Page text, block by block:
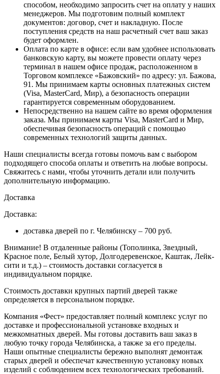
способом, необходимо запросить счет на оплату у наших
менеджеров. Мы подготовим полный комплект
документов: договор, счет и накладную. После
поступления средств на наш расчетный счет ваш заказ
будет оформлен.
Оплата по карте в офисе: если вам удобнее использовать
банковскую карту, вы можете провести оплату через
терминал в нашем офисе продаж, расположенном в
Торговом комплексе «Бажовский» по адресу: ул. Бажова,
91. Мы принимаем карты основных платежных систем
(Visa, MasterCard, Мир), а безопасность операции
гарантируется современным оборудованием.
Непосредственно на нашем сайте во время оформления
заказа. Мы принимаем карты Visa, MasterCard и Мир,
обеспечивая безопасность операций с помощью
современных технологий защиты данных.
Наши специалисты всегда готовы помочь вам с выбором
подходящего способа оплаты и ответить на любые вопросы.
Свяжитесь с нами, чтобы уточнить детали или получить
дополнительную информацию.
Доставка
Доставка:
доставка дверей по г. Челябинску – 700 руб.
Внимание! В отдаленные районы (Тополинка, Звездный,
Красное поле, Белый хутор, Долгодеревенское, Каштак, Лейк-
сити и т.д.) – стоимость доставки согласуется в
индивидуальном порядке.
Стоимость доставки крупных партий дверей также
определяется в персональном порядке.
Компания «Фест» предоставляет полный комплекс услуг по
доставке и профессиональной установке входных и
межкомнатных дверей. Мы готовы доставить ваш заказ в
любую точку города Челябинска, а также за его пределы.
Наши опытные специалисты бережно выполнят демонтаж
старых дверей и обеспечат качественную установку новых
изделий с соблюдением всех технологических требований.